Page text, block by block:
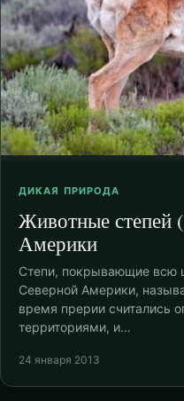
ДИКАЯ ПРИРОДА
Животные степей
Америки
Степи, покрывающие всю
Северной Америки,
время прерии считались
территориями, и…
24 января 2013